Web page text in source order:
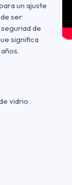
un ajuste
ser
de
significa
vidrio